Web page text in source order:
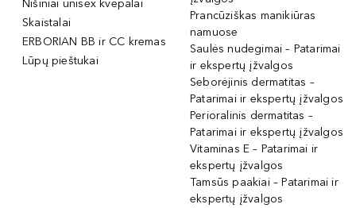
Nišiniai unisex kvepalai
Skaistalai
ERBORIAN BB ir CC kremas
Lūpų pieštukai
Prancūziškas manikiūras
namuose
Saulės nudegimai – Patarimai
ir ekspertų įžvalgos
Seborėjinis dermatitas –
Patarimai ir ekspertų įžvalgos
Perioralinis dermatitas –
Patarimai ir ekspertų įžvalgos
Vitaminas E – Patarimai ir
ekspertų įžvalgos
Tamsūs paakiai – Patarimai ir
ekspertų įžvalgos